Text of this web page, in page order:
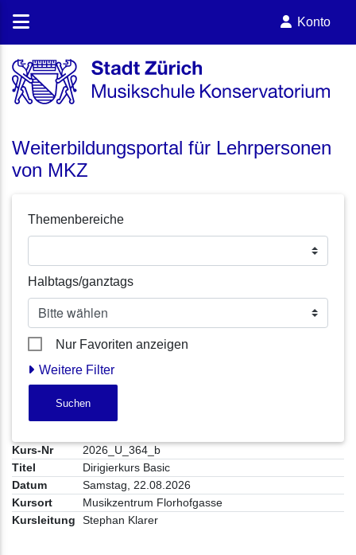
Konto
Weiterbildungsportal für Lehrpersonen
von MKZ
Themenbereiche
Halbtags/ganztags
Nur Favoriten anzeigen
Weitere Filter
Suchen
2026_U_364_b
Dirigierkurs Basic
Samstag, 22.08.2026
Musikzentrum Florhofgasse
Stephan Klarer